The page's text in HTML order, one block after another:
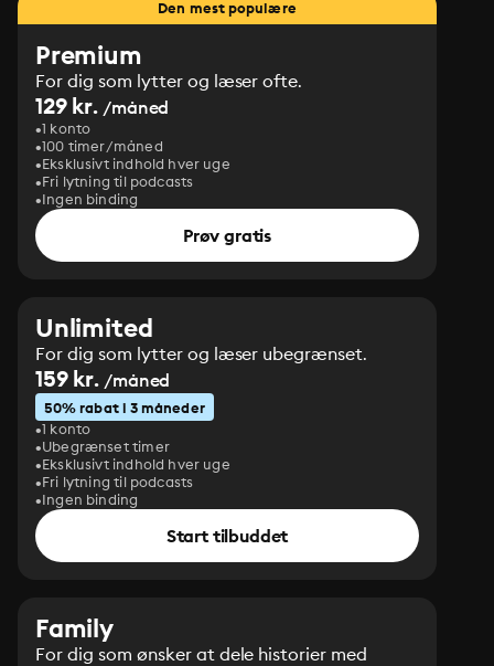
Den mest populære
Premium
For dig som lytter og læser ofte.
129 kr. /måned
1 konto
100 timer/måned
Eksklusivt indhold hver uge
Fri lytning til podcasts
Ingen binding
Prøv gratis
Unlimited
For dig som lytter og læser ubegrænset.
159 kr. /måned
50% rabat i 3 måneder
1 konto
Ubegrænset timer
Eksklusivt indhold hver uge
Fri lytning til podcasts
Ingen binding
Start tilbuddet
Family
For dig som ønsker at dele historier med